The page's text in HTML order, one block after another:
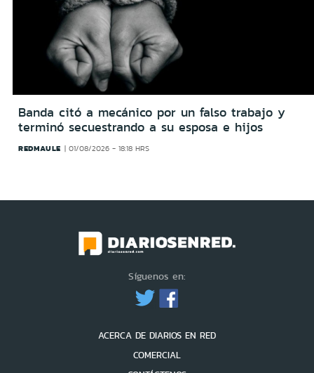
Banda citó a mecánico por un falso trabajo y
terminó secuestrando a su esposa e hijos
REDMAULE 01/08/2026 - 18:18 HRS
Síguenos en:
ACERCA DE DIARIOS EN RED
COMERCIAL